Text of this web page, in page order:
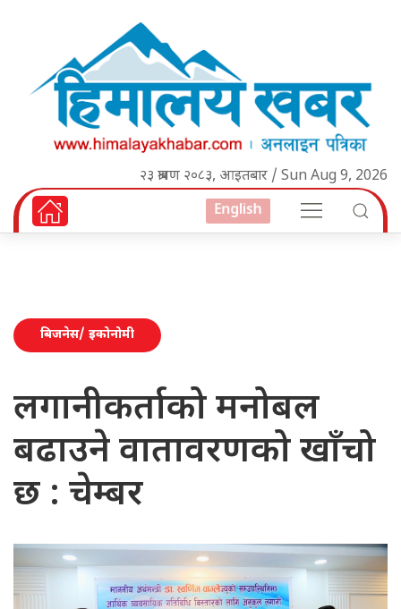
२३ श्रावण २०८३, आइतबार / Sun Aug 9, 2026
English
बिजनेस/ इकोनोमी
लगानीकर्ताको मनोबल
बढाउने वातावरणको खाँचो
छ : चेम्बर